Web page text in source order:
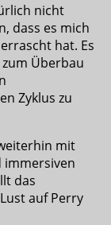
nicht
dass es mich
hat. Es
Überbau
Zyklus zu
mit
immersiven
das
auf Perry